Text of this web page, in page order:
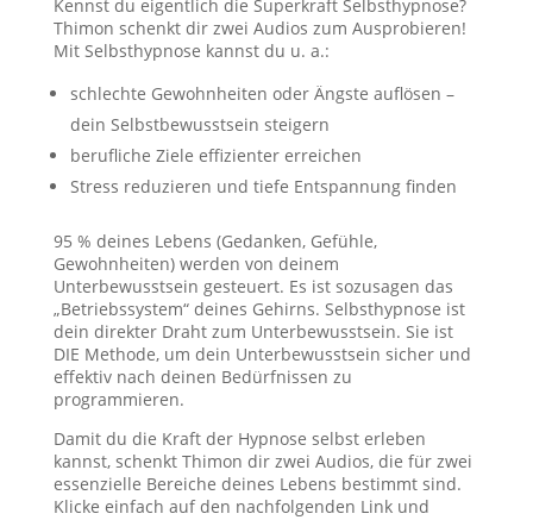
Kennst du eigentlich die Superkraft Selbsthypnose?
Thimon schenkt dir zwei Audios zum Ausprobieren!
Mit Selbsthypnose kannst du u. a.:
schlechte Gewohnheiten oder Ängste auflösen –
dein Selbstbewusstsein steigern
berufliche Ziele effizienter erreichen
Stress reduzieren und tiefe Entspannung finden
95 % deines Lebens (Gedanken, Gefühle,
Gewohnheiten) werden von deinem
Unterbewusstsein gesteuert. Es ist sozusagen das
„Betriebssystem“ deines Gehirns. Selbsthypnose ist
dein direkter Draht zum Unterbewusstsein. Sie ist
DIE Methode, um dein Unterbewusstsein sicher und
effektiv nach deinen Bedürfnissen zu
programmieren.
Damit du die Kraft der Hypnose selbst erleben
kannst, schenkt Thimon dir zwei Audios, die für zwei
essenzielle Bereiche deines Lebens bestimmt sind.
Klicke einfach auf den nachfolgenden Link und